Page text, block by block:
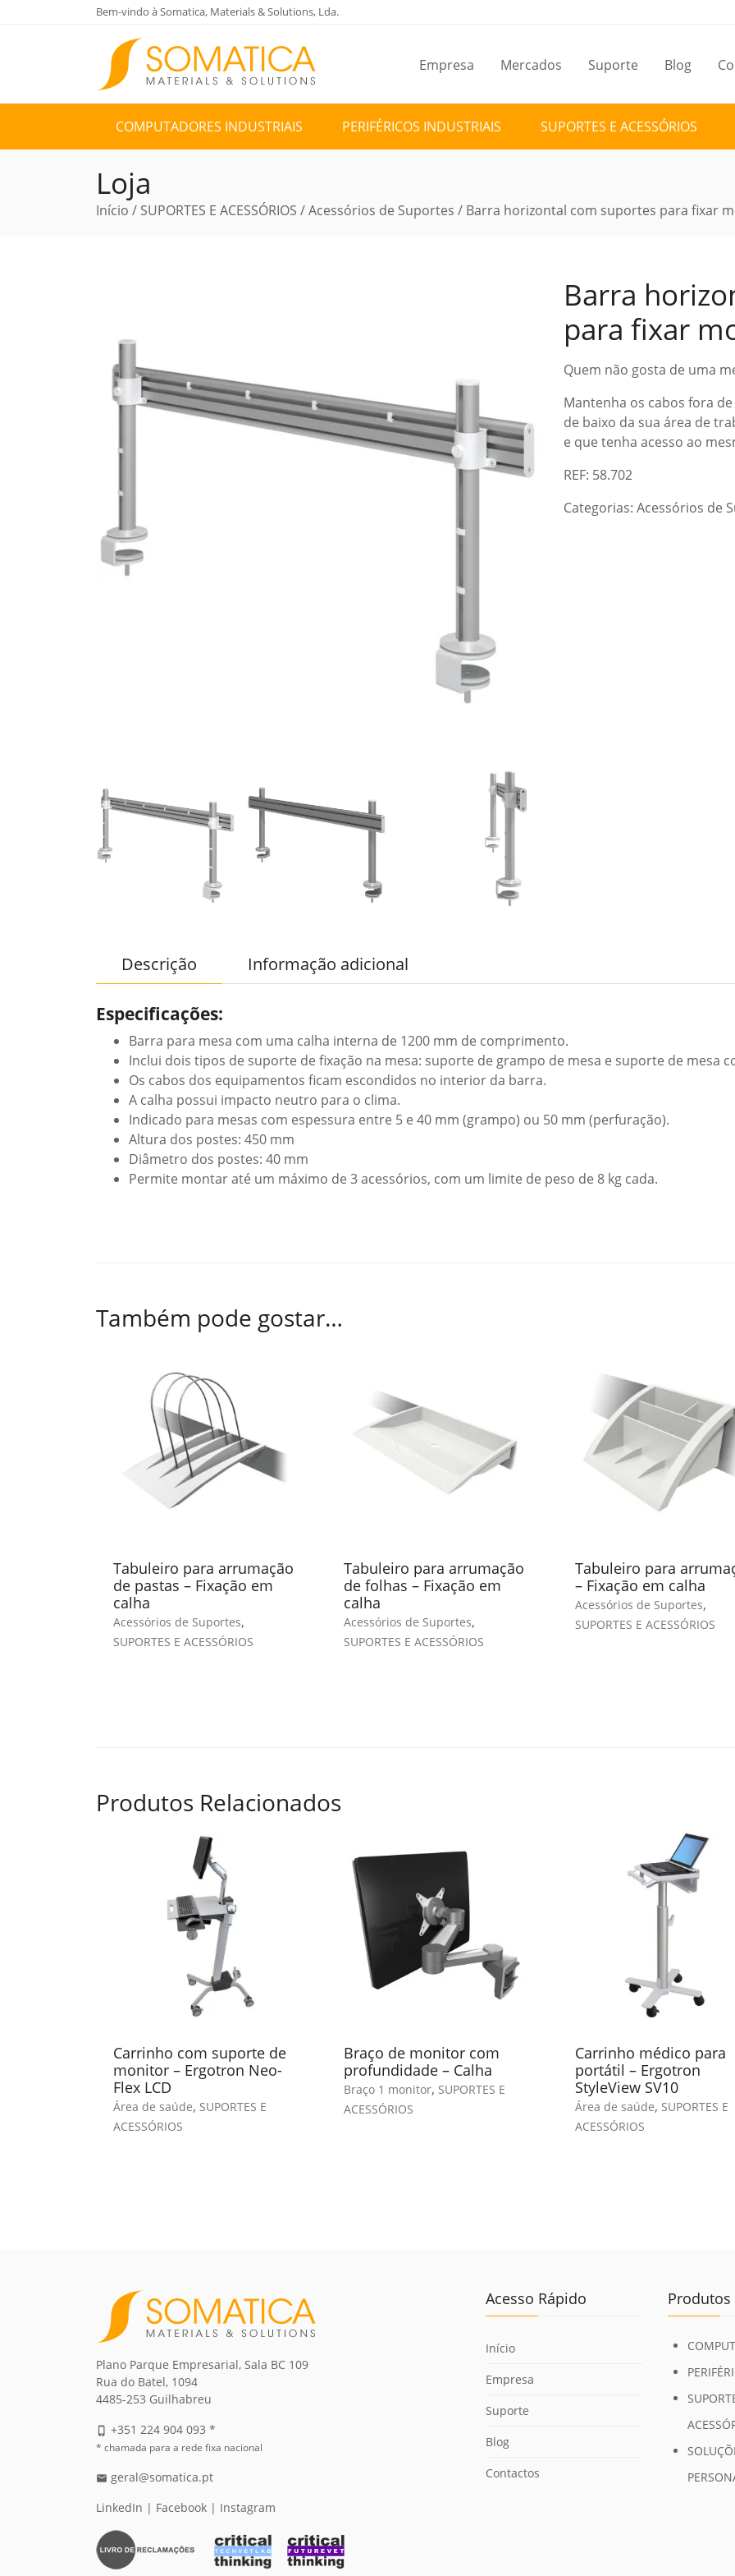
Bem-vindo à Somatica, Materials & Solutions, Lda.
Empresa Mercados Suporte Blog
COMPUTADORES INDUSTRIAIS PERIFÉRICOS INDUSTRIAIS SUPORTES E ACESSÓRIOS
Loja
Início / SUPORTES E ACESSÓRIOS /Acessórios de Suportes / Barra horizontal com suportes para fixar
Barra
para fixar
Quem não gosta de uma
Mantenha os cabos fora
de baixo da sua área de
e que tenha acesso ao
REF: 58.702
Categorias: Acessórios de
Descrição Informação adicional
Especificações:
Barra para mesa com uma calha interna de 1200 mm de comprimento.
Inclui dois tipos de suporte de fixação na mesa: suporte de grampo de mesa e suporte de mesa
Os cabos dos equipamentos ficam escondidos no interior da barra.
A calha possui impacto neutro para o clima.
Indicado para mesas com espessura entre 5 e 40 mm (grampo) ou 50 mm (perfuração).
Altura dos postes: 450 mm
Diâmetro dos postes: 40 mm
Permite montar até um máximo de 3 acessórios, com um limite de peso de 8 kg cada.
Também pode gostar…
Tabuleiro para arrumação
de pastas – Fixação em
calha
Acessórios de Suportes,
SUPORTES E ACESSÓRIOS
Tabuleiro para arrumação
de folhas – Fixação em
calha
Acessórios de Suportes,
SUPORTES E ACESSÓRIOS
Tabuleiro para
– Fixação em calha
Acessórios de Suportes,
SUPORTES E ACESSÓRIOS
Produtos Relacionados
Carrinho com suporte de
monitor – Ergotron Neo-
Flex LCD
Área de saúde, SUPORTES E
ACESSÓRIOS
Braço de monitor com
profundidade – Calha
Braço 1 monitor, SUPORTES E
ACESSÓRIOS
Carrinho médico para
portátil – Ergotron
StyleView SV10
Área de saúde, SUPORTES E
ACESSÓRIOS
Plano Parque Empresarial, Sala BC 109
Rua do Batel, 1094
4485-253 Guilhabreu
phone_iphone +351 224 904 093 *
* chamada para a rede fixa nacional
email geral@somatica.pt
LinkedIn | Facebook | Instagram
Acesso Rápido
Início
Empresa
Suporte
Blog
Contactos
Produtos